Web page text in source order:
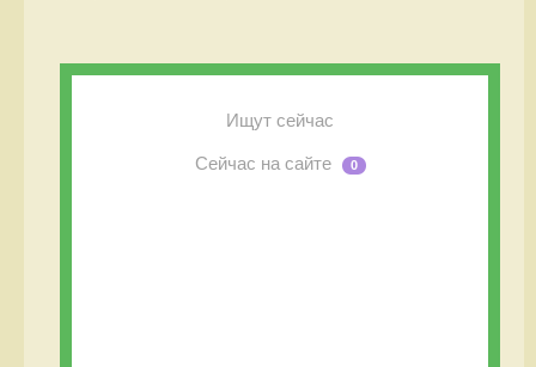
Ищут сейчас
Сейчас на сайте 0